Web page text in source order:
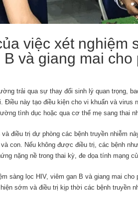
việc xét nghiệm
B và giang mai
trải qua sự thay đổi sinh lý quan trọng,
Điều này tạo điều kiện cho vi khuẩn và virus
tình dục hoặc qua cơ thể mẹ sang thai
điều trị dự phòng các bệnh truyền nhiễm
con. Nếu không được điều trị, các bệnh
nặng nề trong thai kỳ, đe dọa tính mạng
sàng lọc HIV, viêm gan B và giang mai cho
sớm và điều trị kịp thời các bệnh truyền